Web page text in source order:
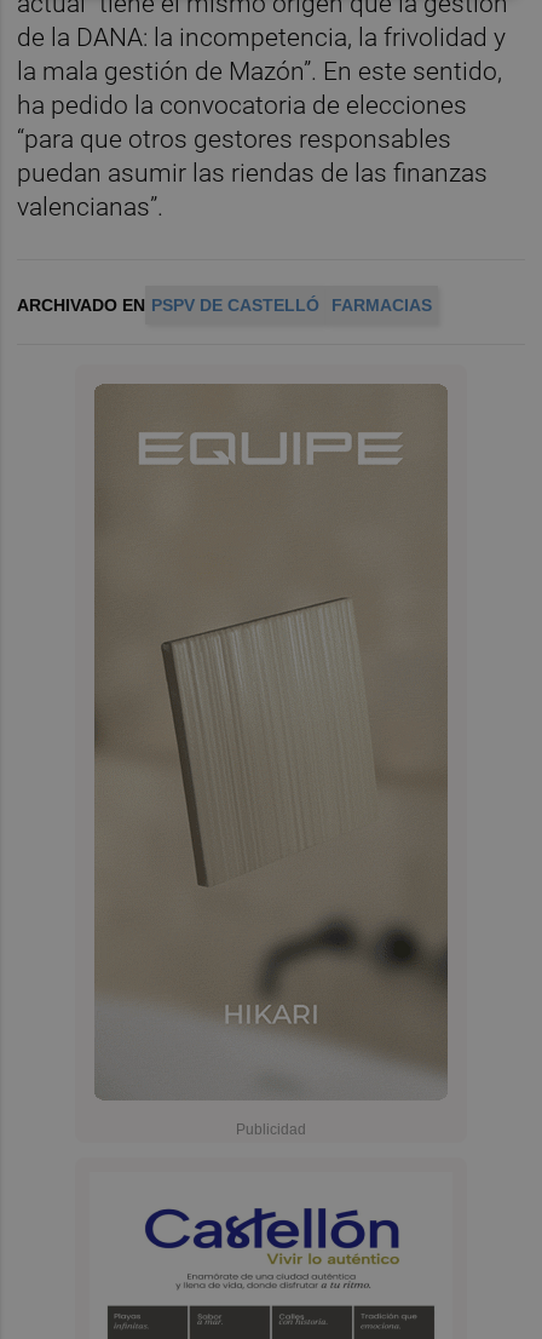
de la DANA: la incompetencia, la frivolidad y
la mala gestión de Mazón”. En este sentido,
ha pedido la convocatoria de elecciones
“para que otros gestores responsables
puedan asumir las riendas de las finanzas
valencianas”.
ARCHIVADO EN PSPV DE CASTELLÓ FARMACIAS